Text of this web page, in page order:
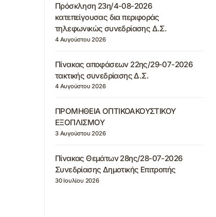
Πρόσκληση 23η/4-08-2026
κατεπείγουσας δια περιφοράς
τηλεφωνικώς συνεδρίασης Δ.Σ.
4 Αυγούστου 2026
Πίνακας αποφάσεων 22ης/29-07-2026
τακτικής συνεδρίασης Δ.Σ.
4 Αυγούστου 2026
ΠΡΟΜΗΘΕΙΑ ΟΠΤΙΚΟΑΚΟΥΣΤΙΚΟΥ
ΕΞΟΠΛΙΣΜΟΥ
3 Αυγούστου 2026
Πίνακας Θεμάτων 28ης/28-07-2026
Συνεδρίασης Δημοτικής Επιτροπής
30 Ιουλίου 2026